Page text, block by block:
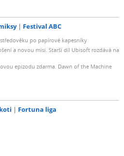
Festival ABC
po papírové kapesníky
a novou misi. Starší díl Ubisoft rozdává na
epizodu zdarma. Dawn of the Machine
Fortuna liga